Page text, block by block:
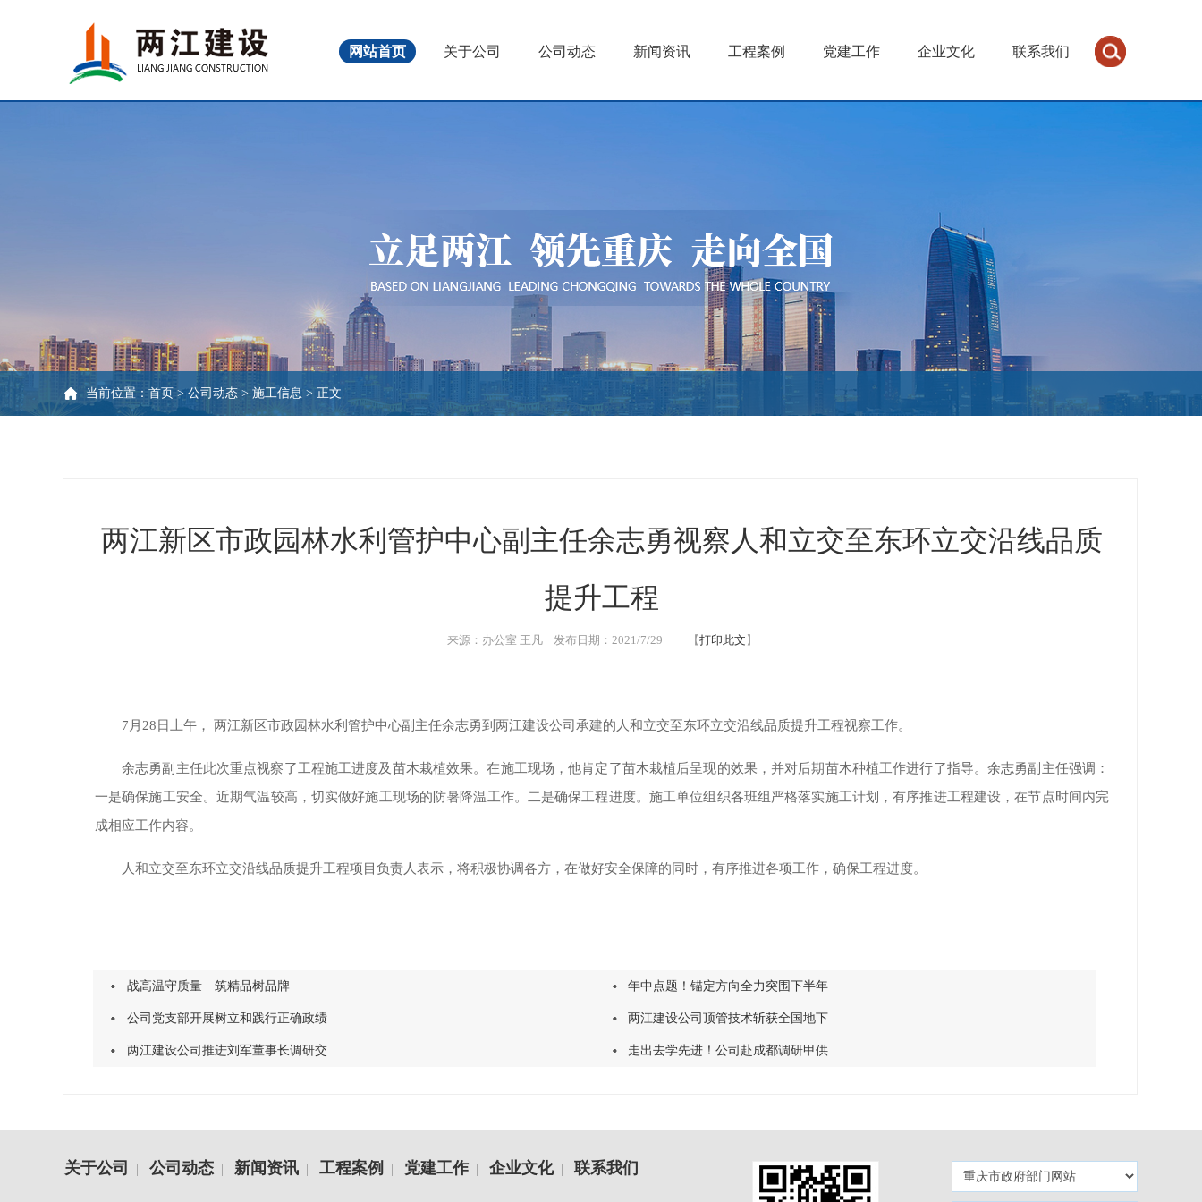
联系我们
企业文化
党建工作
工程案例
新闻资讯
公司动态
关于公司
网站首页
当前位置： 首页>公司动态 > 施工信息 > 正文
两江新区市政园林水利管护中心副主任余志勇视察人和立交至东环立交沿线品质
提升工程
来源：办公室 王凡 发布日期：2021/7/29 【打印此文 】
7月28日上午， 两江新区市政园林水利管护中心副主任余志勇到两江建设公司承建的人和立交至东环立交沿线品质提升工程视察工作。
余志勇副主任此次重点视察了工程施工进度及苗木栽植效果。在施工现场，他肯定了苗木栽植后呈现的效果，并对后期苗木种植工作进行了指导。余志勇副主任强调：
一是确保施工安全。近期气温较高，切实做好施工现场的防暑降温工作。二是确保工程进度。施工单位组织各班组严格落实施工计划，有序推进工程建设，在节点时间内完
成相应工作内容。
人和立交至东环立交沿线品质提升工程项目负责人表示，将积极协调各方，在做好安全保障的同时，有序推进各项工作，确保工程进度。
战高温守质量 筑精品树品牌 年中点题！锚定方向全力突围下半年
公司党支部开展树立和践行正确政绩 两江建设公司顶管技术斩获全国地下
两江建设公司推进刘军董事长调研交 走出去学先进！公司赴成都调研甲供
关于公司 | 公司动态 | 新闻资讯 | 工程案例 | 党建工作 | 企业文化 | 联系我们